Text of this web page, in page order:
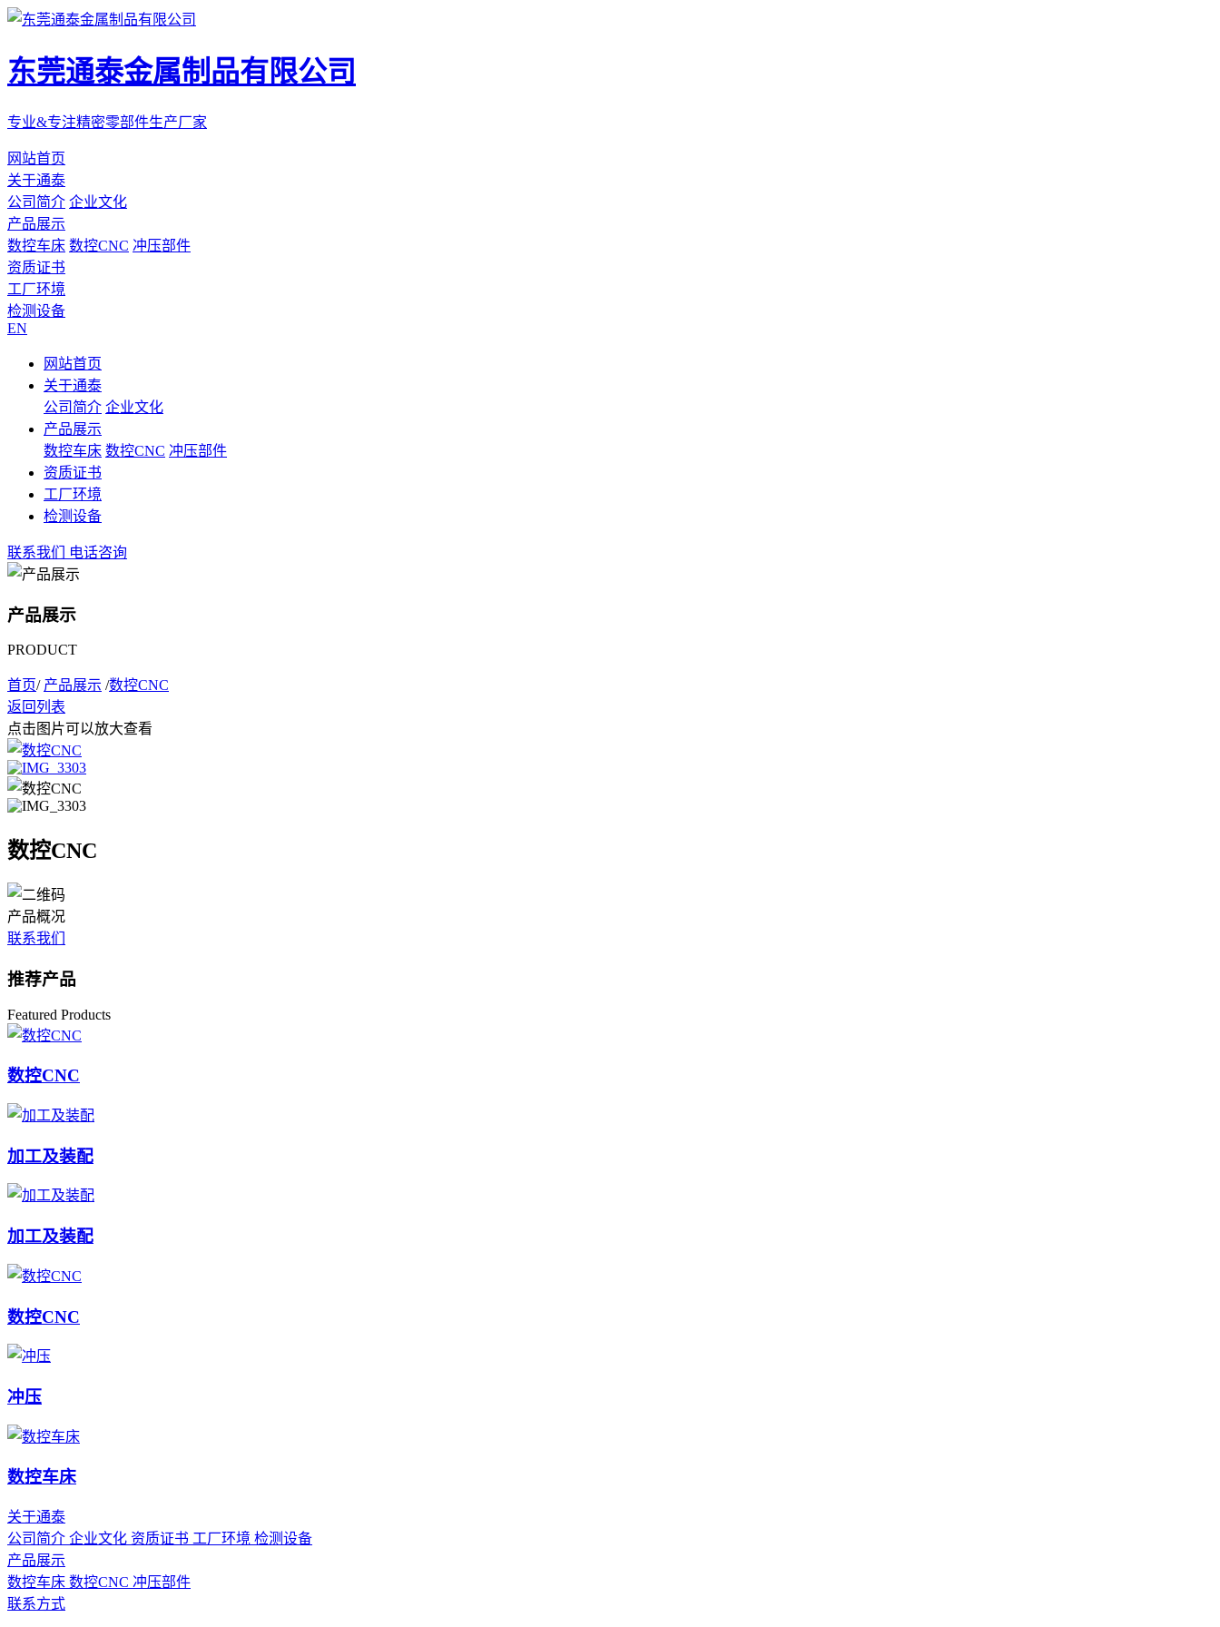
东莞通泰金属制品有限公司
专业&专注精密零部件生产厂家
网站首页
关于通泰
公司简介 企业文化
产品展示
数控车床 数控CNC 冲压部件
资质证书
工厂环境
检测设备
EN
网站首页
关于通泰
公司简介 企业文化
产品展示
数控车床 数控CNC 冲压部件
资质证书
工厂环境
检测设备
联系我们 电话咨询
产品展示
PRODUCT
首页/ 产品展示 /数控CNC
返回列表
点击图片可以放大查看
数控CNC
产品概况
联系我们
推荐产品
Featured Products
数控CNC
加工及装配
加工及装配
数控CNC
冲压
数控车床
关于通泰
公司简介 企业文化 资质证书 工厂环境 检测设备
产品展示
数控车床 数控CNC 冲压部件
联系方式